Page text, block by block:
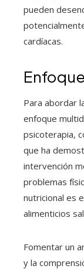
pueden
cardíacas.
Para abordar
enfoque
psicoterapia,
que ha
intervención
problemas
nutricional es
alimenticios
Fomentar un
y la